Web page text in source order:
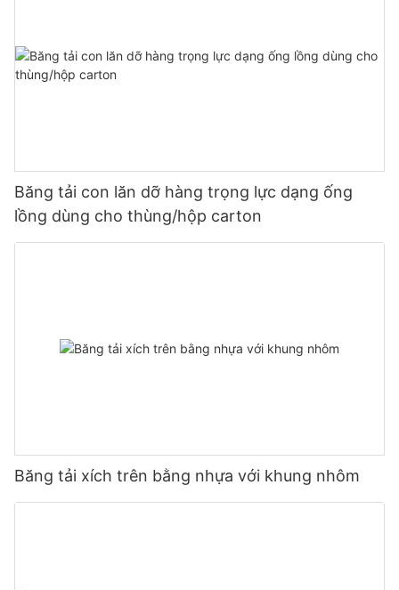
Băng tải con lăn dỡ hàng trọng lực dạng ống
lồng dùng cho thùng/hộp carton
Băng tải xích trên bằng nhựa với khung nhôm